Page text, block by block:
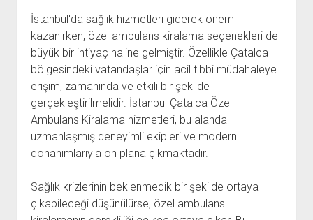
İstanbul'da sağlık hizmetleri giderek önem
kazanırken, özel ambulans kiralama seçenekleri de
büyük bir ihtiyaç haline gelmiştir. Özellikle Çatalca
bölgesindeki vatandaşlar için acil tıbbi müdahaleye
erişim, zamanında ve etkili bir şekilde
gerçekleştirilmelidir. İstanbul Çatalca Özel
Ambulans Kiralama hizmetleri, bu alanda
uzmanlaşmış deneyimli ekipleri ve modern
donanımlarıyla ön plana çıkmaktadır.
Sağlık krizlerinin beklenmedik bir şekilde ortaya
çıkabileceği düşünülürse, özel ambulans